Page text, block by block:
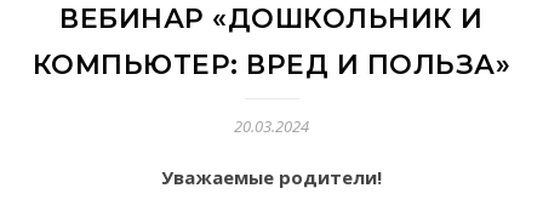
ВЕБИНАР «ДОШКОЛЬНИК И
КОМПЬЮТЕР: ВРЕД И ПОЛЬЗА»
20.03.2024
Уважаемые родители!